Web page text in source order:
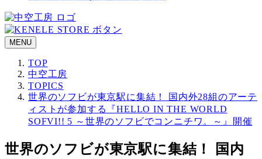
MENU
TOP
中空工房
TOPICS
世界のソフビが東京駅に集結！ 国内外28組のアーテ
ィストが参加する『HELLO IN THE WORLD
SOFVI!! 5 ～世界のソフビでコンニチワ。～』開催
世界のソフビが東京駅に集結！ 国内